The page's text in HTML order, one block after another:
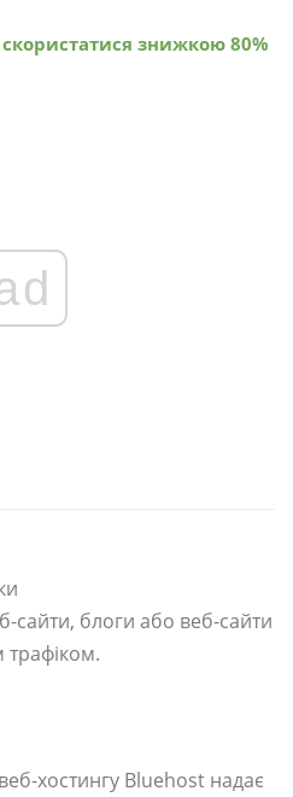
знижкою 80%
сайти, блоги або веб-сайти
хостингу Bluehost надає